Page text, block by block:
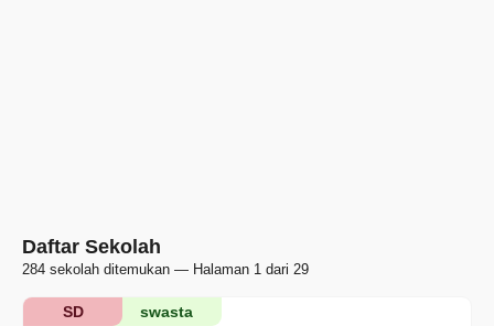
Daftar Sekolah
284 sekolah ditemukan — Halaman 1 dari 29
swasta
SD